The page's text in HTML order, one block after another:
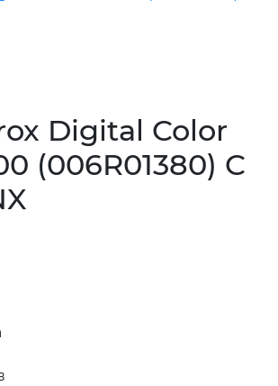
Digital Color
(006R01380) C